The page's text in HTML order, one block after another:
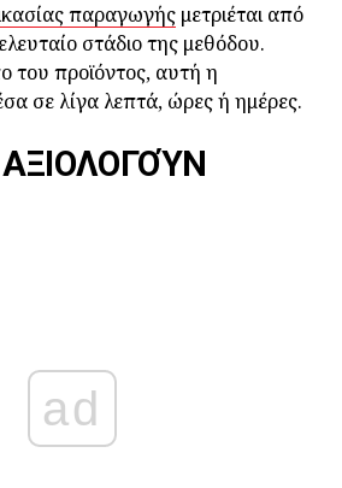
παραγωγής μετριέται από
στάδιο της μεθόδου.
του προϊόντος, αυτή η
σε λίγα λεπτά, ώρες ή ημέρες.
ad